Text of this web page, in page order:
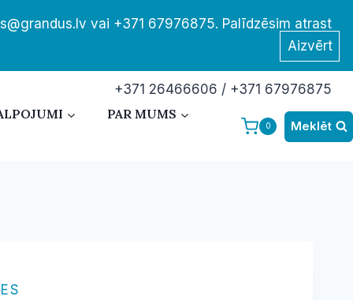
vai +371 67976875. Palīdzēsim atrast
Aizvērt
+371 26466606 / +371 67976875
PAR MUMS
0 Meklēt